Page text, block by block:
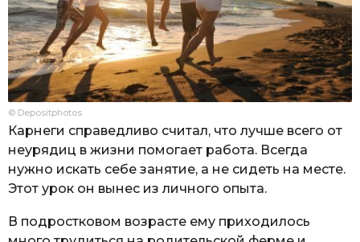
© Depositphotos
Карнеги справедливо считал, что лучше всего от
неурядиц в жизни помогает работа. Всегда
нужно искать себе занятие, а не сидеть на месте.
Этот урок он вынес из личного опыта.
В подростковом возрасте ему приходилось